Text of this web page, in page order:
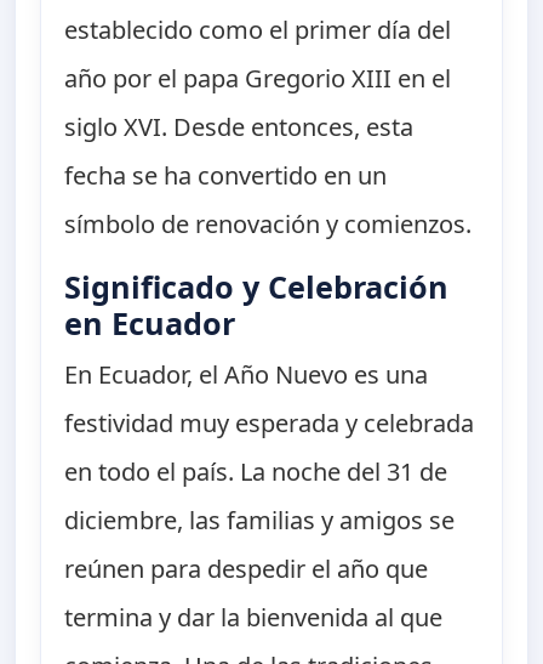
establecido como el primer día del
año por el papa Gregorio XIII en el
siglo XVI. Desde entonces, esta
fecha se ha convertido en un
símbolo de renovación y comienzos.
Significado y Celebración
en Ecuador
En Ecuador, el Año Nuevo es una
festividad muy esperada y celebrada
en todo el país. La noche del 31 de
diciembre, las familias y amigos se
reúnen para despedir el año que
termina y dar la bienvenida al que